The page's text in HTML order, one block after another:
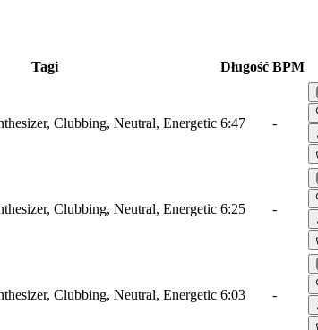
Tagi Długość BPM
Clubbing, Neutral, Energetic 6:47 -
Clubbing, Neutral, Energetic 6:25 -
Clubbing, Neutral, Energetic 6:03 -